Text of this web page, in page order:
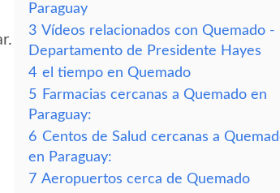
Paraguay
3 Vídeos relacionados con Quemado -
Departamento de Presidente Hayes
4 el tiempo en Quemado
5 Farmacias cercanas a Quemado en
Paraguay:
6 Centos de Salud cercanas a
en Paraguay:
7 Aeropuertos cerca de Quemado